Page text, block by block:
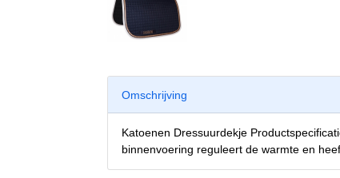
Omschrijving
Katoenen Dressuurdekje
binnenvoering reguleert de warmte en